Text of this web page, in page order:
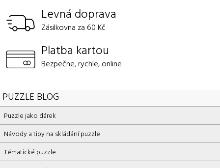
Levná doprava
Zásilkovna za 60 Kč
Platba kartou
Bezpečne, rychle, online
PUZZLE BLOG
Puzzle jako dárek
Návody a tipy na skládání puzzle
Tématické puzzle